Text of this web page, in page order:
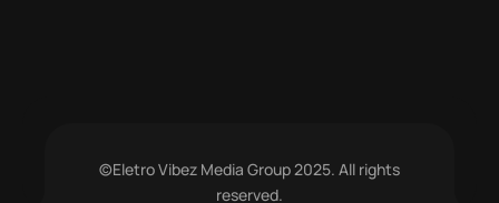
©Eletro Vibez Media Group 2025. All rights
reserved.